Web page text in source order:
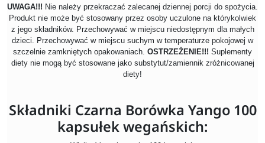
UWAGA!!! Nie należy przekraczać zalecanej dziennej porcji do spożycia.
Produkt nie może być stosowany przez osoby uczulone na którykolwiek
z jego składników. Przechowywać w miejscu niedostępnym dla małych
dzieci. Przechowywać w miejscu suchym w temperaturze pokojowej w
szczelnie zamkniętych opakowaniach. OSTRZEŻENIE!!! Suplementy
diety nie mogą być stosowane jako substytut/zamiennik zróżnicowanej
diety!
Składniki Czarna Borówka Yango 100
kapsułek wegańskich: